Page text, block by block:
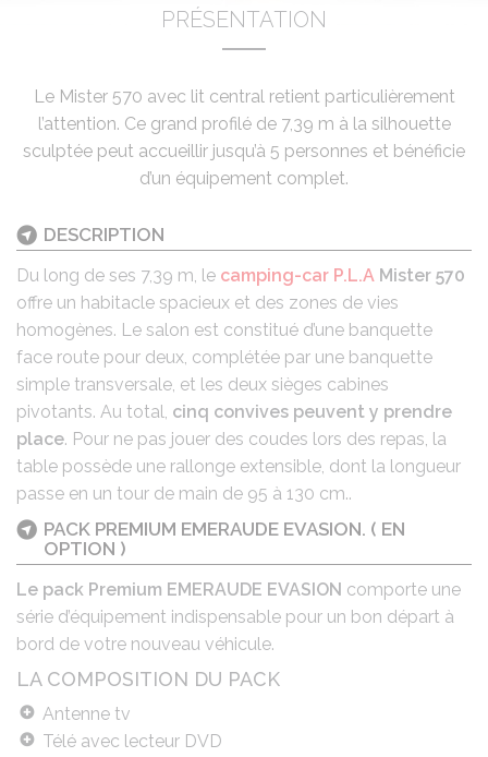
PRÉSENTATION
Le Mister 570 avec lit central retient particulièrement
l’attention. Ce grand profilé de 7,39 m à la silhouette
sculptée peut accueillir jusqu’à 5 personnes et bénéficie
d’un équipement complet.
BODYDESCRIPTION
Du long de ses 7,39 m, le camping-car P.L.A Mister 570
offre un habitacle spacieux et des zones de vies
homogènes. Le salon est constitué d’une banquette
face route pour deux, complétée par une banquette
simple transversale, et les deux sièges cabines
pivotants. Au total, cinq convives peuvent y prendre
place. Pour ne pas jouer des coudes lors des repas, la
table possède une rallonge extensible, dont la longueur
passe en un tour de main de 95 à 130 cm..
PACK PREMIUM EMERAUDE EVASION. ( EN
OPTION )
Le pack Premium EMERAUDE EVASION comporte une
série d’équipement indispensable pour un bon départ à
bord de votre nouveau véhicule.
LA COMPOSITION DU PACK
Antenne tv
Télé avec lecteur DVD